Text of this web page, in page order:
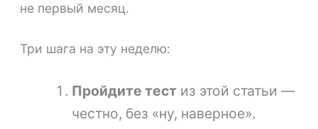
не первый месяц.
Три шага на эту неделю:
Пройдите тест из этой статьи —
честно, без «ну, наверное».